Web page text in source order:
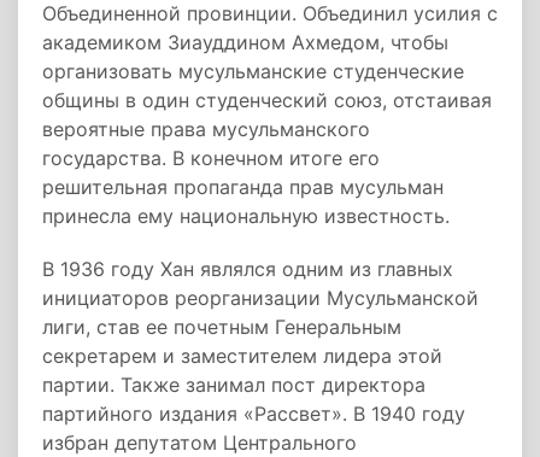
Объединенной провинции. Объединил усилия с
академиком Зиауддином Ахмедом, чтобы
организовать мусульманские студенческие
общины в один студенческий союз, отстаивая
вероятные права мусульманского
государства. В конечном итоге его
решительная пропаганда прав мусульман
принесла ему национальную известность.
В 1936 году Хан являлся одним из главных
инициаторов реорганизации Мусульманской
лиги, став ее почетным Генеральным
секретарем и заместителем лидера этой
партии. Также занимал пост директора
партийного издания «Рассвет». В 1940 году
избран депутатом Центрального